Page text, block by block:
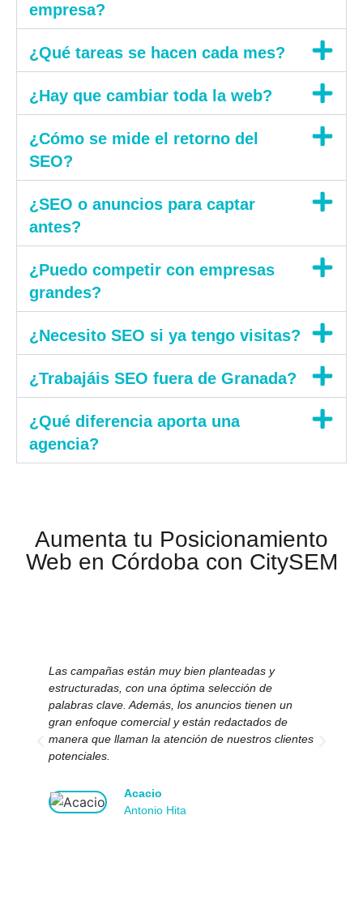
empresa?
¿Qué tareas se hacen cada mes?
¿Hay que cambiar toda la web?
¿Cómo se mide el retorno del
SEO?
¿SEO o anuncios para captar
antes?
¿Puedo competir con empresas
grandes?
¿Necesito SEO si ya tengo visitas?
¿Trabajáis SEO fuera de Granada?
¿Qué diferencia aporta una
agencia?
Aumenta tu Posicionamiento
Web en Córdoba con CitySEM
Las campañas están muy bien planteadas y
estructuradas, con una óptima selección de
palabras clave. Además, los anuncios tienen un
gran enfoque comercial y están redactados de
manera que llaman la atención de nuestros clientes
potenciales.
Acacio
Antonio Hita